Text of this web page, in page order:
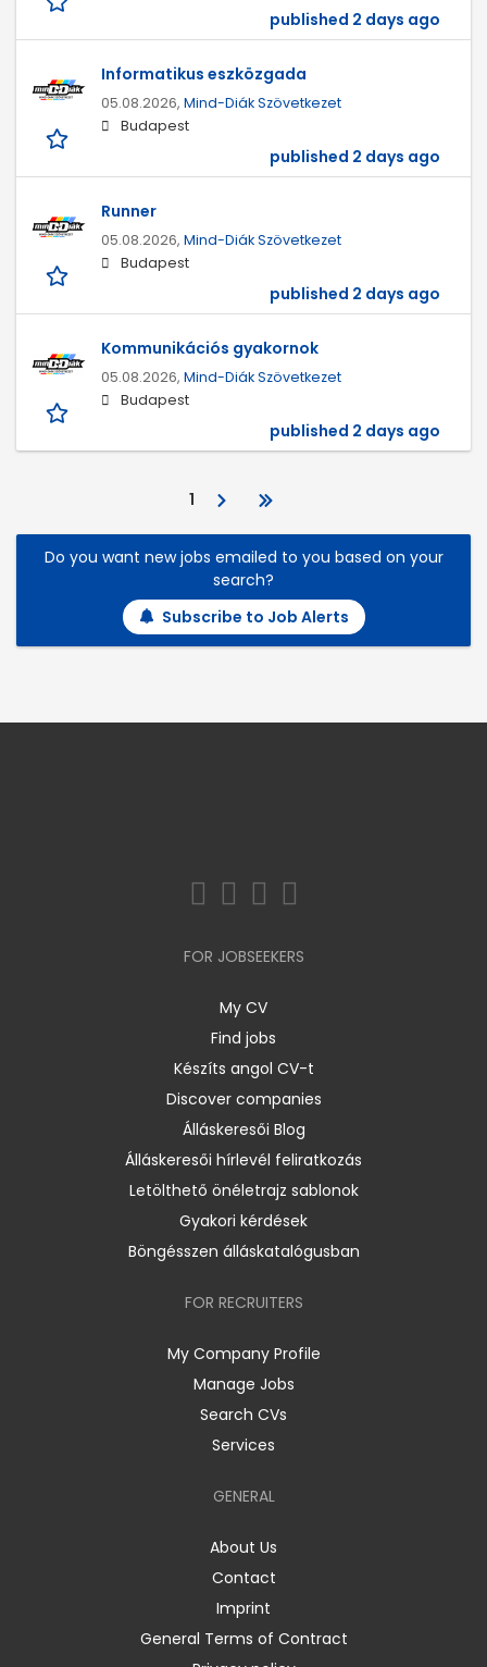
published 2 days ago
Informatikus eszközgada
05.08.2026, Mind-Diák Szövetkezet
Budapest
published 2 days ago
Runner
05.08.2026, Mind-Diák Szövetkezet
Budapest
published 2 days ago
Kommunikációs gyakornok
05.08.2026, Mind-Diák Szövetkezet
Budapest
published 2 days ago
1
Do you want new jobs emailed to you based on your
search?
Subscribe to Job Alerts
FOR JOBSEEKERS
My CV
Find jobs
Készíts angol CV-t
Discover companies
Álláskeresői Blog
Álláskeresői hírlevél feliratkozás
Letölthető önéletrajz sablonok
Gyakori kérdések
Böngésszen álláskatalógusban
FOR RECRUITERS
My Company Profile
Manage Jobs
Search CVs
Services
GENERAL
About Us
Contact
Imprint
General Terms of Contract